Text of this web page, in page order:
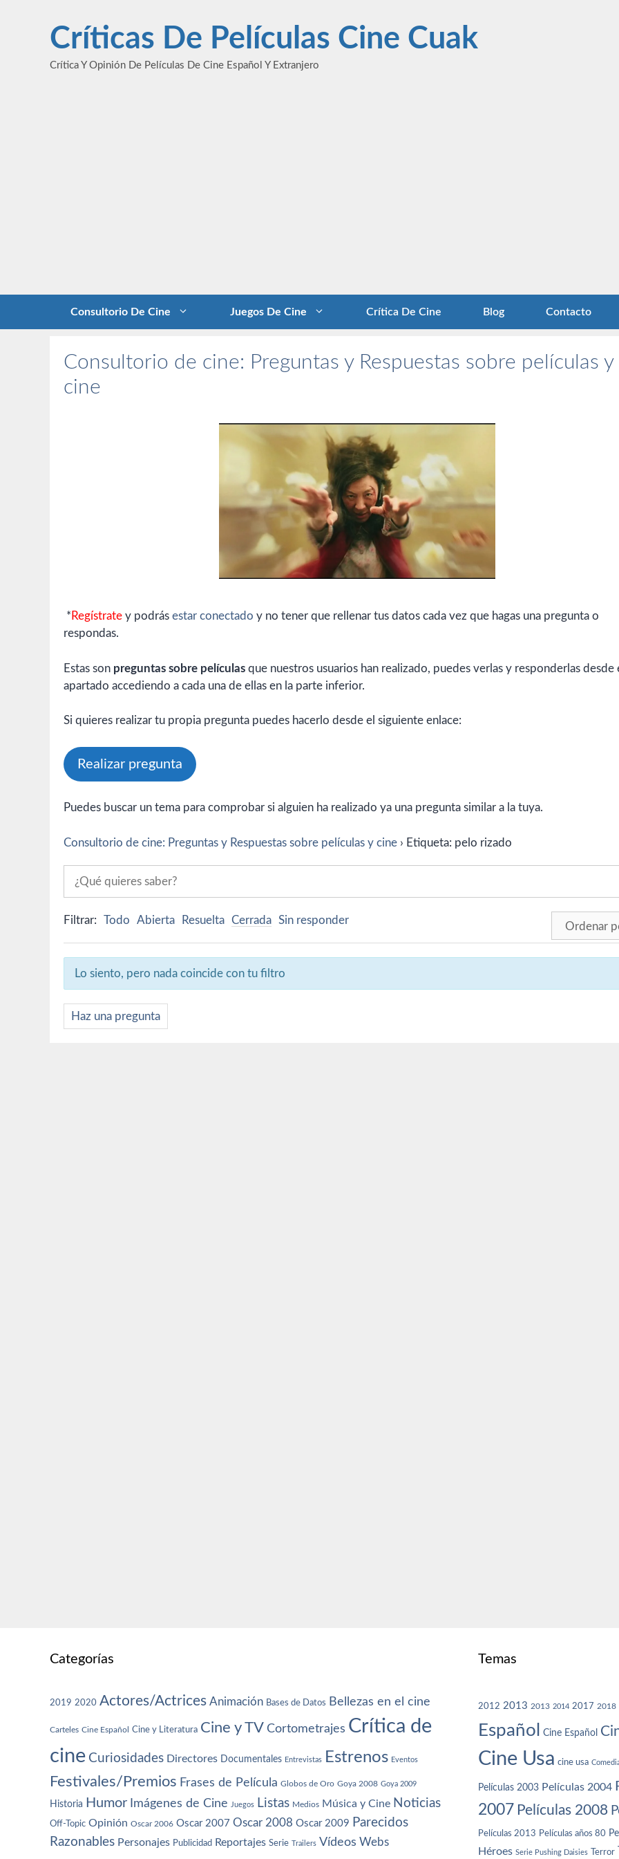
contenidoCríticas De Películas Cine Cuak
Crítica Y Opinión De Películas De Cine Español Y Extranjero
Consultorio De Cine Juegos De Cine Crítica De Cine Blog Contacto
Consultorio de cine: Preguntas y Respuestas sobre películas y
cine
* Regístrate y podrás estar conectado y no tener que rellenar tus datos cada vez que hagas una pregunta o
respondas.
Estas son preguntas sobre películas que nuestros usuarios han realizado, puedes verlas y responderlas desde
apartado accediendo a cada una de ellas en la parte inferior.
Si quieres realizar tu propia pregunta puedes hacerlo desde el siguiente enlace:
Realizar pregunta
Puedes buscar un tema para comprobar si alguien ha realizado ya una pregunta similar a la tuya.
Consultorio de cine: Preguntas y Respuestas sobre películas y cine › Etiqueta: pelo rizado
Filtrar: Todo Abierta Resuelta Cerrada Sin responder
Lo siento, pero nada coincide con tu filtro
Haz una pregunta
Categorías
2019 2020 Actores/Actrices Animación Bases de Datos Bellezas en el cine
Carteles Cine Español Cine y Literatura Cine y TV Cortometrajes Crítica de
cine Curiosidades Directores Documentales Entrevistas Estrenos Eventos
Festivales/Premios Frases de Película Globos de Oro Goya 2008 Goya 2009
Historia Humor Imágenes de Cine Juegos Listas Medios Música y Cine Noticias
Off-Topic Opinión Oscar 2006 Oscar 2007 Oscar 2008 Oscar 2009 Parecidos
Razonables Personajes Publicidad Reportajes Serie Trailers Vídeos Webs
Temas
2012 2013 2013 2014 2017 2018
Español Cine Español
Cine Usa cine usa
Películas 2003 Películas 2004
2007 Películas 2008
Películas 2013 Películas años 80
Héroes Serie Pushing Daisies Terror